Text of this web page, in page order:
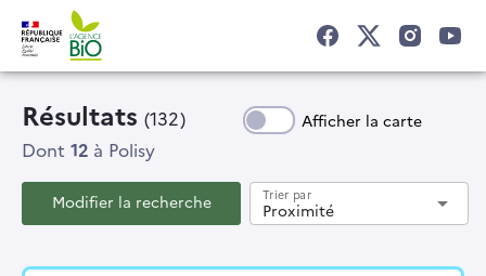
Résultats (132) Afficher la carte
Dont 12 à Polisy
Modifier la recherche Proximité
Trier par arrow_drop_down